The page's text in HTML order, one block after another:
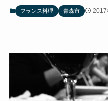
フランス料理 青森市 2017